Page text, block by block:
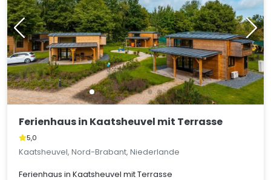
Ferienhaus in Kaatsheuvel mit Terrasse
5,0
Kaatsheuvel, Nord-Brabant, Niederlande
Ferienhaus in Kaatsheuvel mit Terrasse